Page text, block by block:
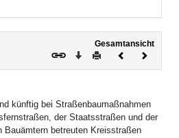
Gesamtansicht
Download
DruckenVorheriges
künftig bei Straßenbaumaßnahmen
der Staatsstraßen und der
Bauämtern betreuten Kreisstraßen